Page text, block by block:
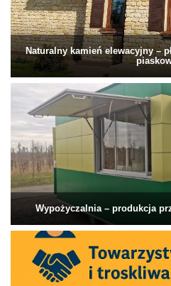
Naturalny kamień elewacyjny –
Wypożyczalnia – produkcja